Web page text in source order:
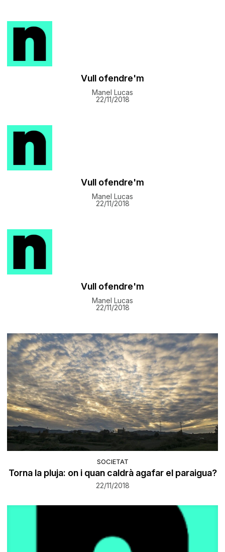
Vull ofendre'm
Manel Lucas
22/11/2018
Vull ofendre'm
Manel Lucas
22/11/2018
Vull ofendre'm
Manel Lucas
22/11/2018
SOCIETAT
Torna la pluja: on i quan caldrà agafar el paraigua?
22/11/2018